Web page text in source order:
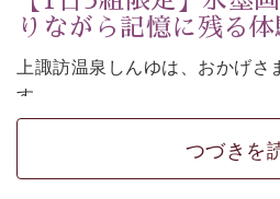
りながら記憶に残る体
上諏訪温泉しんゆは、おかげさ
す。
皆様へ感謝の気持ちを込めて、
など特別な特典がついた記念プ
た。
つづきを